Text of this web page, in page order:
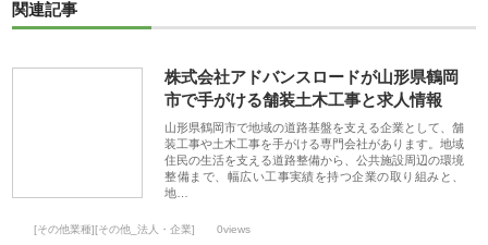
関連記事
株式会社アドバンスロードが山形県鶴岡
市で手がける舗装土木工事と求人情報
山形県鶴岡市で地域の道路基盤を支える企業として、舗
装工事や土木工事を手がける専門会社があります。地域
住民の生活を支える道路整備から、公共施設周辺の環境
整備まで、幅広い工事実績を持つ企業の取り組みと、
地…
[その他業種][その他_法人・企業] 0views